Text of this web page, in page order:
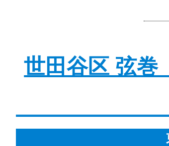
世田谷区 弦巻